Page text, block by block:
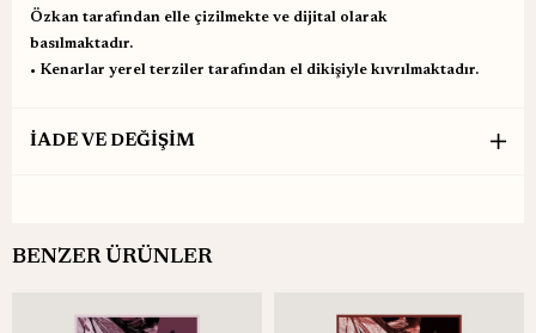
Özkan tarafından elle çizilmekte ve dijital olarak
basılmaktadır.
•⁠ ⁠Kenarlar yerel terziler tarafından el dikişiyle kıvrılmaktadır.
İADE VE DEĞİŞİM
BENZER ÜRÜNLER